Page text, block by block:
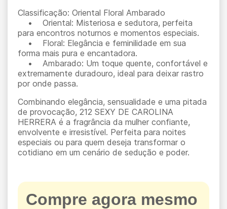
Classificação: Oriental Floral Ambarado
• Oriental: Misteriosa e sedutora, perfeita
para encontros noturnos e momentos especiais.
• Floral: Elegância e feminilidade em sua
forma mais pura e encantadora.
• Ambarado: Um toque quente, confortável e
extremamente duradouro, ideal para deixar rastro
por onde passa.
Combinando elegância, sensualidade e uma pitada
de provocação, 212 SEXY DE CAROLINA
HERRERA é a fragrância da mulher confiante,
envolvente e irresistível. Perfeita para noites
especiais ou para quem deseja transformar o
cotidiano em um cenário de sedução e poder.
Compre agora mesmo